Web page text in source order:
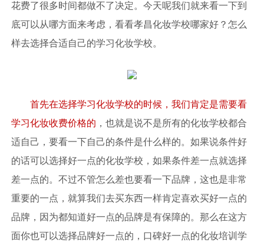
花费了很多时间都做不了决定。今天呢我们就来看一下到
底可以从哪方面来考虑，看看孝昌化妆学校哪家好？怎么
样去选择合适自己的学习化妆学校。
首先在选择学习化妆学校的时候，我们肯定是需要看
学习化妆收费价格的 ，也就是说不是所有的化妆学校都合
适自己，要看一下自己的条件是什么样的。如果说条件好
的话可以选择好一点的化妆学校，如果条件差一点就选择
差一点的。不过不管怎么差也要看一下品牌，这也是非常
重要的一点，就算我们去买东西一样肯定喜欢买好一点的
品牌，因为都知道好一点的品牌是有保障的。那么在这方
面你也可以选择品牌好一点的，口碑好一点的化妆培训学